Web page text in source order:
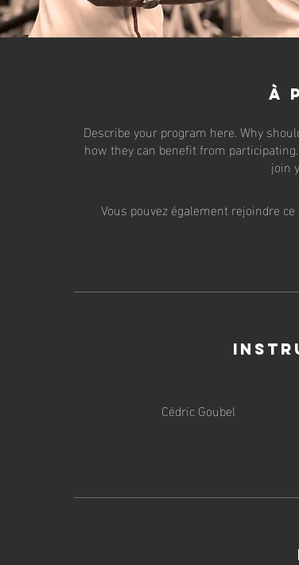
À
Describe your program here. Why
how they can benefit from
join
Vous pouvez également rejoindre
Cédric Goubel